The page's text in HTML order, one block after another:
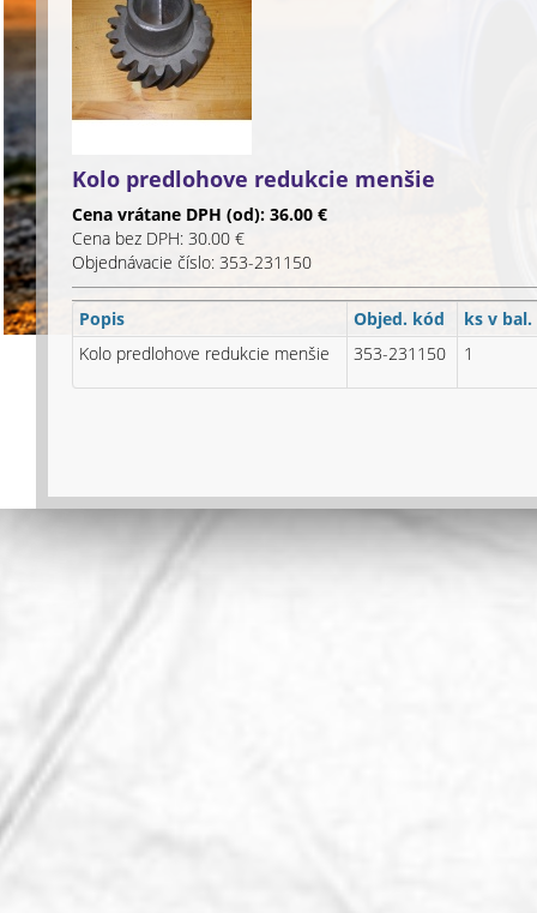
Kolo predlohove redukcie menšie
Cena vrátane DPH (od): 36.00 €
Cena bez DPH: 30.00 €
Objednávacie číslo: 353-231150
Popis Objed. kód
ks v bal.
Kolo predlohove redukcie menšie
353-231150 1